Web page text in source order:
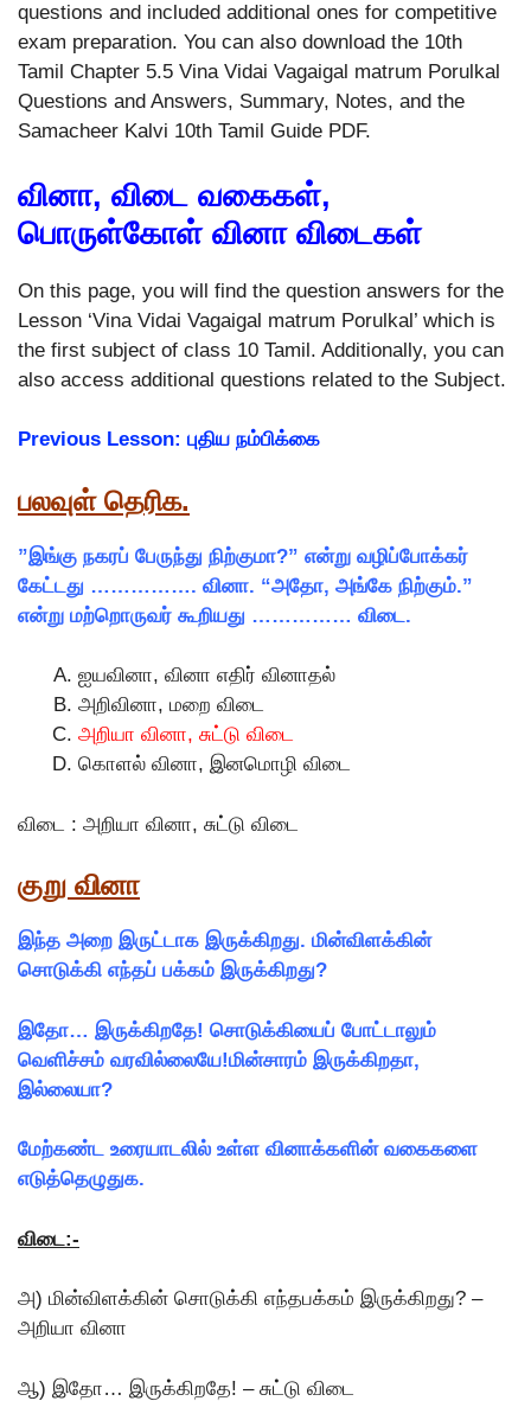
questions and included additional ones for competitive
exam preparation. You can also download the 10th
Tamil Chapter 5.5 Vina Vidai Vagaigal matrum Porulkal
Questions and Answers, Summary, Notes, and the
Samacheer Kalvi 10th Tamil Guide PDF.
வினா, விடை வகைகள்,
பொருள்கோள் வினா விடைகள்
On this page, you will find the question answers for the
Lesson ‘Vina Vidai Vagaigal matrum Porulkal’ which is
the first subject of class 10 Tamil. Additionally, you can
also access additional questions related to the Subject.
Previous Lesson: புதிய நம்பிக்கை
பலவுள் தெரிக.
”இங்கு நகரப் பேருந்து நிற்குமா?” என்று வழிப்போக்கர்
கேட்டது ……………. வினா. “அதோ, அங்கே நிற்கும்.”
என்று மற்றொருவர் கூறியது …………… விடை.
ஐயவினா, வினா எதிர் வினாதல்
அறிவினா, மறை விடை
அறியா வினா, சுட்டு விடை
கொளல் வினா, இனமொழி விடை
விடை : அறியா வினா, சுட்டு விடை
குறு வினா
இந்த அறை இருட்டாக இருக்கிறது. மின்விளக்கின்
சொடுக்கி எந்தப் பக்கம் இருக்கிறது?
இதோ… இருக்கிறதே! சொடுக்கியைப் போட்டாலும்
வெளிச்சம் வரவில்லையே!மின்சாரம் இருக்கிறதா,
இல்லையா?
மேற்கண்ட உரையாடலில் உள்ள வினாக்களின் வகைகளை
எடுத்தெழுதுக.
விடை:-
அ) மின்விளக்கின் சொடுக்கி எந்தபக்கம் இருக்கிறது? –
அறியா வினா
ஆ) இதோ… இருக்கிறதே! – சுட்டு விடை